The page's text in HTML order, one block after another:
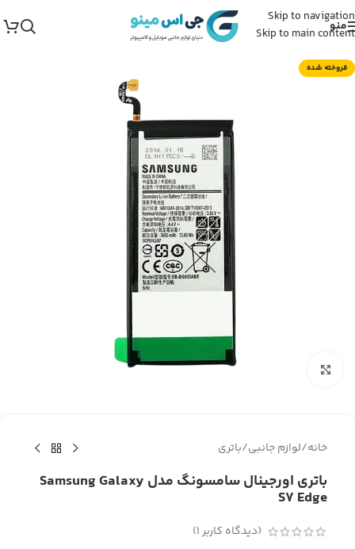
Skip to navigation
Skip to main content
منو
فروخته شده
برای بزرگنمایی کلیک کنید
خانه/لوازم جانبی/باتری
باتری اورجینال سامسونگ مدل Samsung Galaxy
S7 Edge
(دیدگاه کاربر1
)